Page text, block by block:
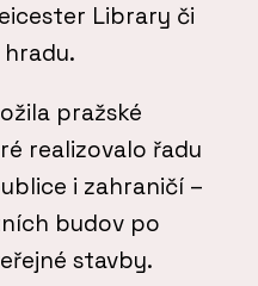
Library či
pražské
realizovalo řadu
i zahraničí –
budov po
stavby.